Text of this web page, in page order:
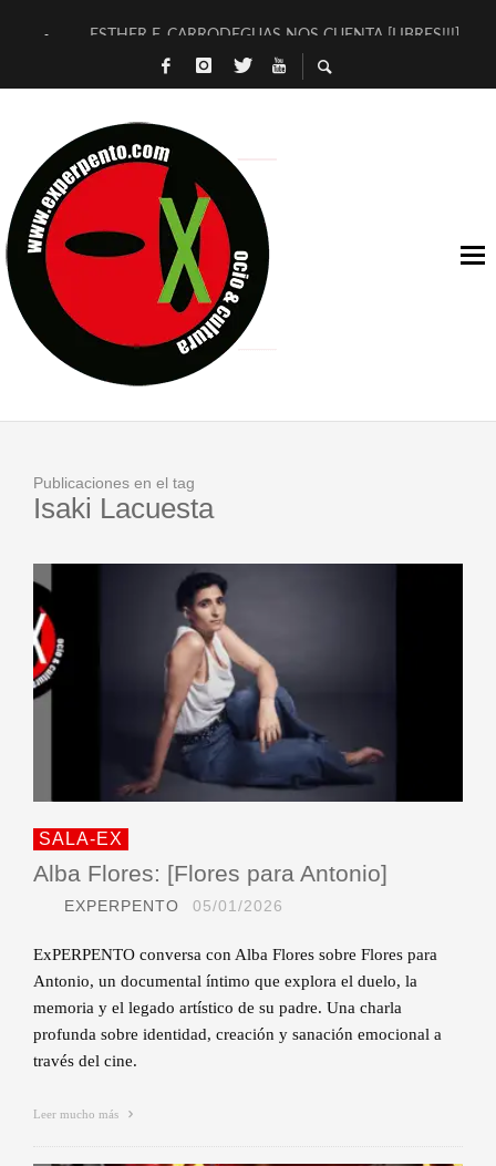
ESTHER F. CARRODEGUAS NOS CUENTA [LIBRES!!!]
[TERRA DE GUAPES] DE SANDRA MONFORT
TIMBRE 4, LA ESCUELA DEL DIRECTOR TEATRAL CLAUDIO
30 AÑOS (NO ES NADA) DE LA KATARSIS DEL TOMATAZO
MILITARES JUDÍAS EN #EXVITA
D’BALDOMEROS REINVENTAN [BITÁCORA 3.0] EN EXVITA
MARSHALL FLASH PRESENTA EN EXVITA [RELATIVA
JOFRE BARDAGÍ EN EXVITA INTERPRETANDO A SERRAT
Publicaciones en el tag
Isaki Lacuesta
SALA-EX
Alba Flores: [Flores para Antonio]
EXPERPENTO 05/01/2026
ExPERPENTO conversa con Alba Flores sobre Flores para
Antonio, un documental íntimo que explora el duelo, la
memoria y el legado artístico de su padre. Una charla
profunda sobre identidad, creación y sanación emocional a
través del cine.
Leer mucho más